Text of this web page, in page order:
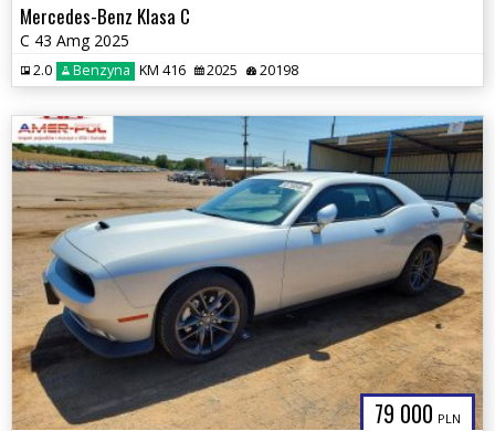
Mercedes-Benz Klasa C
C 43 Amg 2025
2.0 Benzyna KM 416 2025 20198
79 000 PLN